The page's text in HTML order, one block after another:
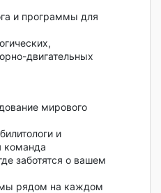
и программы для
двигательных
мирового
и
команда
заботятся о вашем
рядом на каждом